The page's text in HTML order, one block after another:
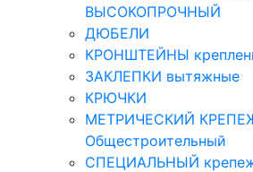
ВЫСОКОПРОЧНЫЙ
ДЮБЕЛИ
КРОНШТЕЙНЫ
ЗАКЛЕПКИ вытяжные
КРЮЧКИ
МЕТРИЧЕСКИЙ
Общестроительный
СПЕЦИАЛЬНЫЙ